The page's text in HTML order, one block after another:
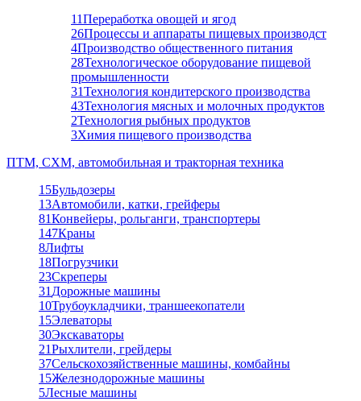
11Переработка овощей и ягод
26Процессы и аппараты пищевых производст
4Производство общественного питания
28Технологическое оборудование пищевой
промышленности
31Технология кондитерского производства
43Технология мясных и молочных продуктов
2Технология рыбных продуктов
3Химия пищевого производства
ПТМ, СХМ, автомобильная и тракторная техника
15Бульдозеры
13Автомобили, катки, грейферы
81Конвейеры, рольганги, транспортеры
147Краны
8Лифты
18Погрузчики
23Скреперы
31 Дорожные машины
10Трубоукладчики, траншеекопатели
15Элеваторы
30Экскаваторы
21Рыхлители, грейдеры
37Сельскохозяйственные машины, комбайны
15Железнодорожные машины
5Лесные машины